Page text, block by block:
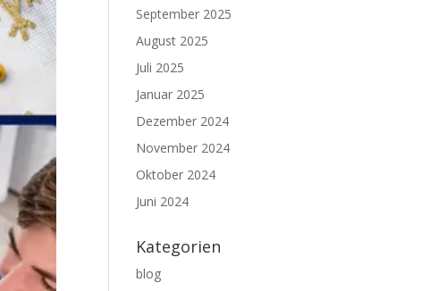
September 2025
August 2025
Juli 2025
Januar 2025
Dezember 2024
November 2024
Oktober 2024
Juni 2024
Kategorien
blog